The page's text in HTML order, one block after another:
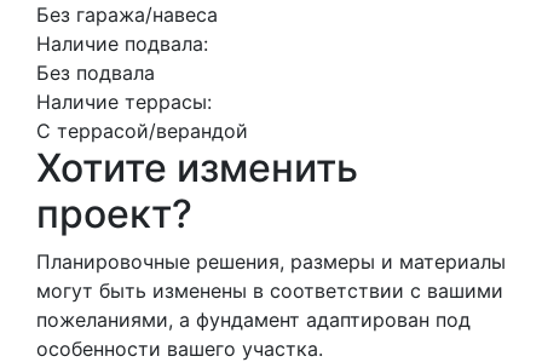
Без гаража/навеса
Наличие подвала:
Без подвала
Наличие террасы:
С террасой/верандой
Хотите изменить
проект?
Планировочные решения, размеры и материалы
могут быть изменены в соответствии с вашими
пожеланиями, а фундамент адаптирован под
особенности вашего участка.